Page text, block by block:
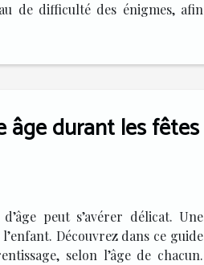
de difficulté des énigmes, afin
âge durant les fêtes
peut s’avérer délicat. Une
Découvrez dans ce guide
selon l’âge de chacun.